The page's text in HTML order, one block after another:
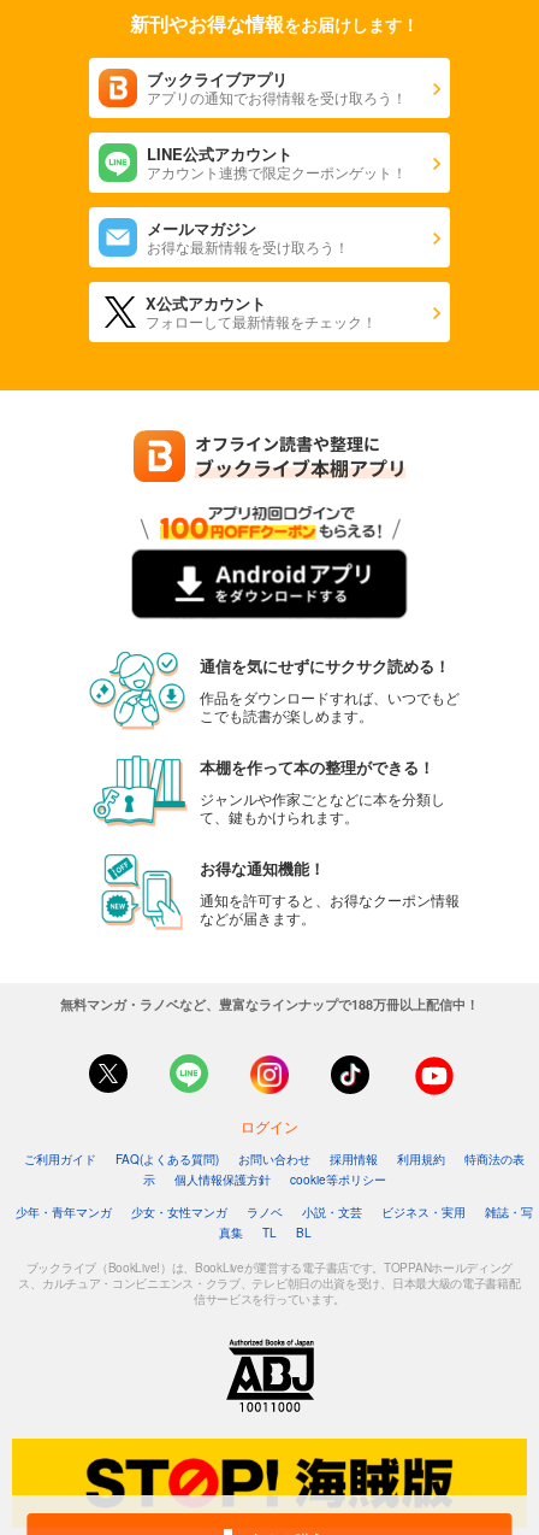
新刊やお得な情報をお届けします！
ブックライブアプリ
アプリの通知でお得情報を受け取ろう！
LINE公式アカウント
アカウント連携で限定クーポンゲット！
メールマガジン
お得な最新情報を受け取ろう！
X公式アカウント
フォローして最新情報をチェック！
通信を気にせずにサクサク読める！
作品をダウンロードすれば、いつでもど
こでも読書が楽しめます。
本棚を作って本の整理ができる！
ジャンルや作家ごとなどに本を分類し
て、鍵もかけられます。
お得な通知機能！
通知を許可すると、お得なクーポン情報
などが届きます。
無料マンガ・ラノベなど、豊富なラインナップで188万冊以上配信中！
ログイン
ご利用ガイド FAQ(よくある質問) お問い合わせ 採用情報 利用規約
特商法の表
示
個人情報保護方針
cookie等ポリシー
少年・青年マンガ
少女・女性マンガ ラノベ 小説・文芸 ビジネス・実用
雑誌・写
真集
TL BL
ブックライブ（BookLive!）は、BookLiveが運営する電子書店です。TOPPANホールディング
ス、カルチュア・コンビニエンス・クラブ、テレビ朝日の出資を受け、日本最大級の電子書籍配
信サービスを行っています。